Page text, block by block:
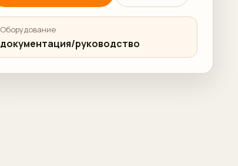
Оборудование
документация/руководство